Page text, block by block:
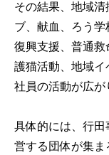
その結果、地域
ブ、献血、ろう
復興支援、普通救
護猫活動、地域
社員の活動が広が
具体的には、行
営する団体が集ま